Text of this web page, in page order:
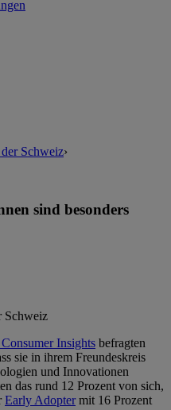
Schweiz›
sind besonders
Schweiz
Consumer Insights befragten
sie in ihrem Freundeskreis
und Innovationen
das rund 12 Prozent von sich,
Early Adoptermit 16 Prozent